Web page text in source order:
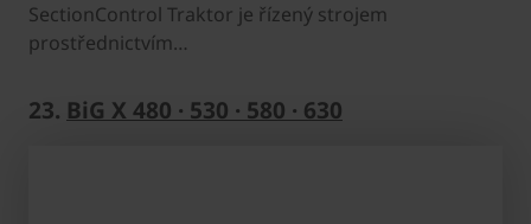
SectionControl Traktor je řízený strojem
prostřednictvím…
23. BiG X 480 · 530 · 580 · 630